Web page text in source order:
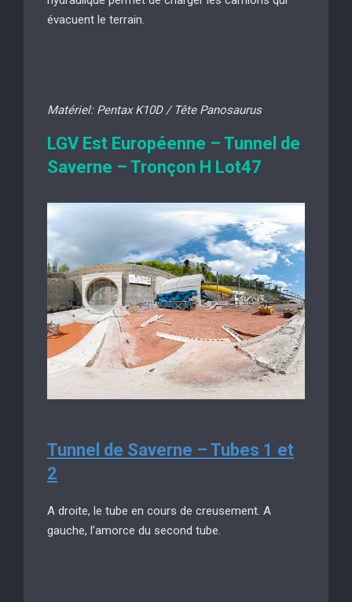
évacuent le terrain.
Matériel: Pentax K10D / Tête Panosaurus
LGV Est Européenne – Tunnel de
Saverne – Tronçon H Lot47
Tunnel de Saverne – Tubes 1 et
2
A droite, le tube en cours de creusement. A
gauche, l’amorce du second tube.